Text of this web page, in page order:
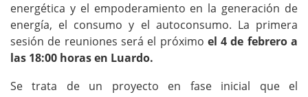
energética y el empoderamiento en la generación de
energía, el consumo y el autoconsumo. La primera
sesión de reuniones será el próximo el 4 de febrero a
las 18:00 horas en Luardo.
Se trata de un proyecto en fase inicial que el